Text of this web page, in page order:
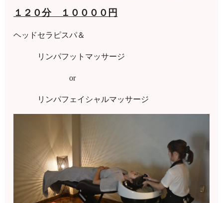
１２０分 １００００円
ヘッドセラピスパ＆
リンパフットマッサージ
or
リンパフェイシャルマッサージ